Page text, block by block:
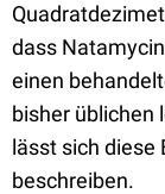
dass
einen
bisher üblichen
lässt sich diese
beschreiben.